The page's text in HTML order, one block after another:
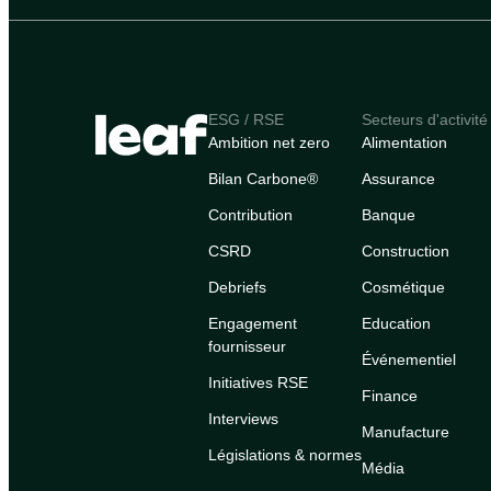
ESG / RSE
Ambition net zero
Bilan Carbone®
Contribution
CSRD
Debriefs
Engagement
fournisseur
Initiatives RSE
Interviews
Législations & normes
Secteurs d'activité
Alimentation
Assurance
Banque
Construction
Cosmétique
Education
Événementiel
Finance
Manufacture
Média